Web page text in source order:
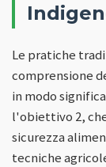
Le pratiche
comprensione
in modo
l'obiettivo 2,
sicurezza
tecniche